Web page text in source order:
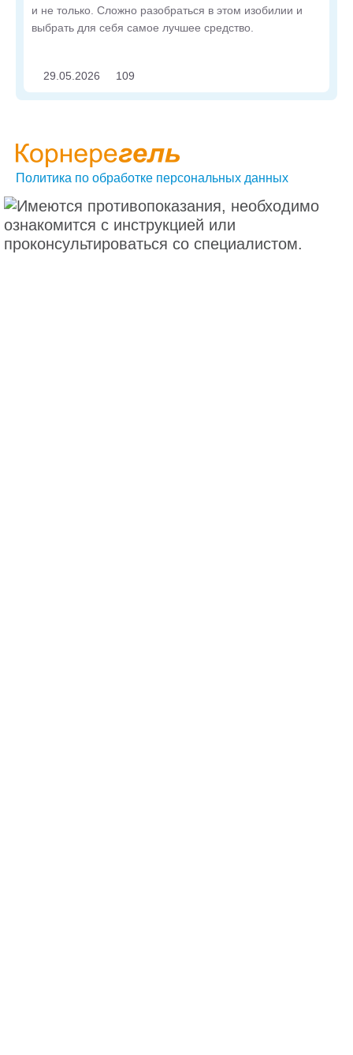
и не только. Сложно разобраться в этом изобилии и
выбрать для себя самое лучшее средство.
29.05.2026 109
Политика по обработке персональных данных
Условия пользования сайтом
Политика cookies
Контакты